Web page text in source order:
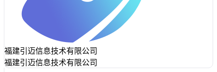
福建引迈信息技术有限公司
福建引迈信息技术有限公司